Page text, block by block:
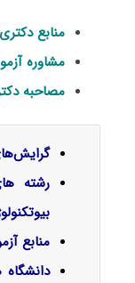
منابع دکتری
مشاوره
مصاحبه
رشته
منابع